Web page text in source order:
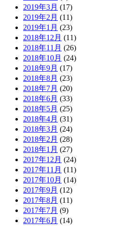
2019年3月 (17)
2019年2月 (11)
2019年1月 (23)
2018年12月 (11)
2018年11月 (26)
2018年10月 (24)
2018年9月 (17)
2018年8月 (23)
2018年7月 (20)
2018年6月 (33)
2018年5月 (25)
2018年4月 (31)
2018年3月 (24)
2018年2月 (28)
2018年1月 (27)
2017年12月 (24)
2017年11月 (11)
2017年10月 (14)
2017年9月 (12)
2017年8月 (11)
2017年7月 (9)
2017年6月 (14)